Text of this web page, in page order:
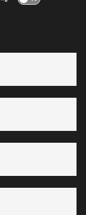
nieuws en
tijdens